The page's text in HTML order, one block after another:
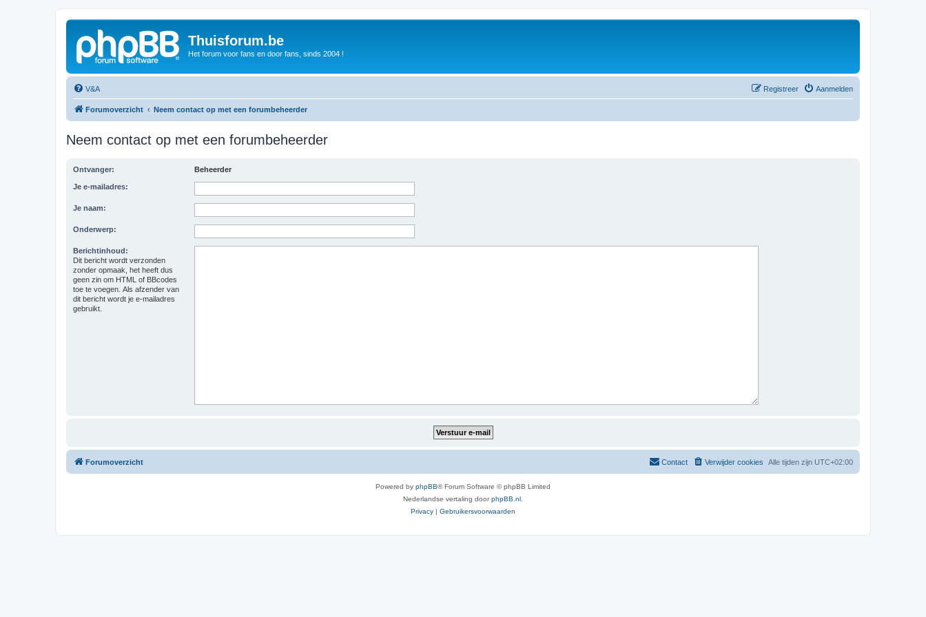
Thuisforum.be
Het forum voor fans en door fans, sinds 2004 !
V&A Aanmelden
Registreer
Forumoverzicht Neem contact op met een forumbeheerder
Neem contact op met een forumbeheerder
Ontvanger: Beheerder
Je e-mailadres:
Je naam:
Onderwerp:
Berichtinhoud:
Dit bericht wordt verzonden
zonder opmaak, het heeft dus
geen zin om HTML of BBcodes
toe te voegen. Als afzender van
dit bericht wordt je e-mailadres
gebruikt.
Forumoverzicht Alle tijden zijn UTC+02:00
Verwijder cookies
Contact
Powered by phpBB® Forum Software © phpBB Limited
Nederlandse vertaling doorphpBB.nl
Privacy | Gebruikersvoorwaarden